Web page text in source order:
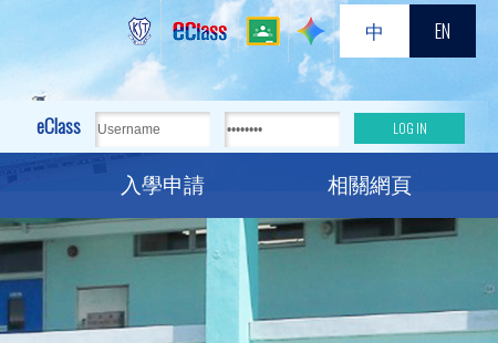
中 EN
eClass
入學申請 相關網頁